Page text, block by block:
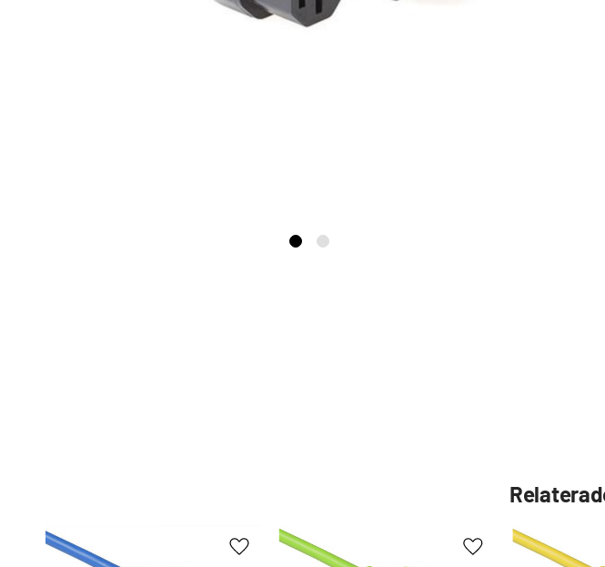
Lägg till i favoriter Lägg till i favoriter